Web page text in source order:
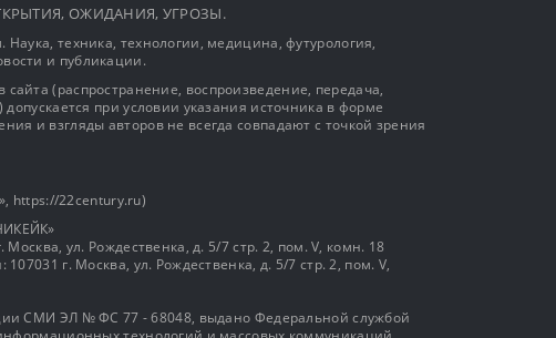
ОЖИДАНИЯ, УГРОЗЫ.
техника, технологии, медицина, футурология,
и публикации.
(распространение, воспроизведение, передача,
допускается при условии указания источника в форме
и взгляды авторов не всегда совпадают с точкой зрения
https://22century.ru)
Москва, ул. Рождественка, д. 5/7 стр. 2, пом. V, комн. 18
г. Москва, ул. Рождественка, д. 5/7 стр. 2, пом. V,
СМИ ЭЛ № ФС 77 - 68048, выдано Федеральной службой